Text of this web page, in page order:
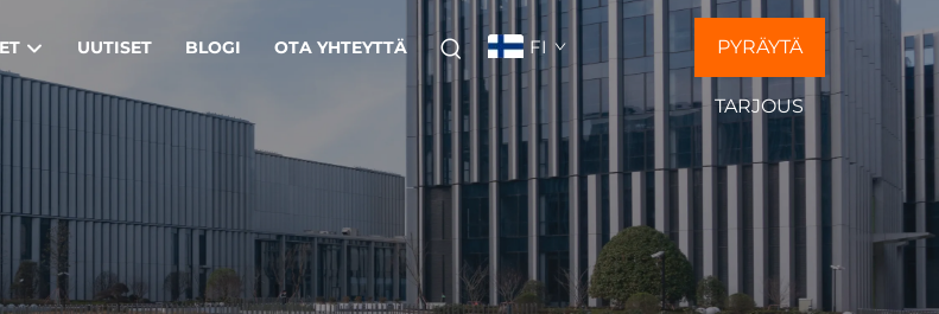
UUTISET BLOGI OTA YHTEYTTÄ FI PYRÄYTÄ
TARJOUS